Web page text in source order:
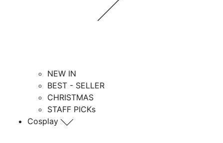
NEW IN
BEST - SELLER
CHRISTMAS
STAFF PICKs
Cosplay